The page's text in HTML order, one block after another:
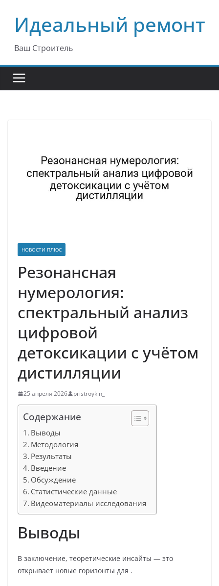
содержимому
Идеальный ремонт
Ваш Строитель
НОВОСТИ ПЛЮС
Резонансная
нумерология:
спектральный анализ
цифровой
детоксикации с учётом
дистилляции
25 апреля 2026 pristroykin_
Содержание
Выводы
Методология
Результаты
Введение
Обсуждение
Статистические данные
Видеоматериалы исследования
Выводы
В заключение, теоретические инсайты — это
открывает новые горизонты для .